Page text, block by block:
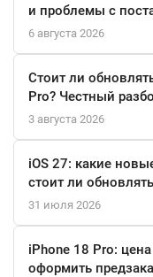
В заключение,
— это не просто
увлекательным.
и проблемы с
6 августа 2026
Стоит ли
Pro? Честный
3 августа 2026
iOS 27: какие
стоит ли
31 июля 2026
iPhone 18 Pro:
оформить